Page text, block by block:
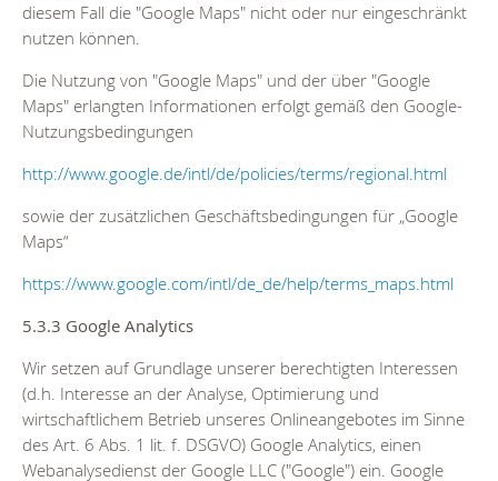
diesem Fall die "Google Maps" nicht oder nur eingeschränkt
nutzen können.
Die Nutzung von "Google Maps" und der über "Google
Maps" erlangten Informationen erfolgt gemäß den Google-
Nutzungsbedingungen
http://www.google.de/intl/de/policies/terms/regional.html
sowie der zusätzlichen Geschäftsbedingungen für „Google
Maps“
https://www.google.com/intl/de_de/help/terms_maps.html
5.3.3 Google Analytics
Wir setzen auf Grundlage unserer berechtigten Interessen
(d.h. Interesse an der Analyse, Optimierung und
wirtschaftlichem Betrieb unseres Onlineangebotes im Sinne
des Art. 6 Abs. 1 lit. f. DSGVO) Google Analytics, einen
Webanalysedienst der Google LLC ("Google") ein. Google